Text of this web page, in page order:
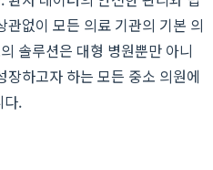
없이 모든 의료 기관의 기본 의
의 솔루션은 대형 병원뿐만 아니
하고자 하는 모든 중소 의원에
다.